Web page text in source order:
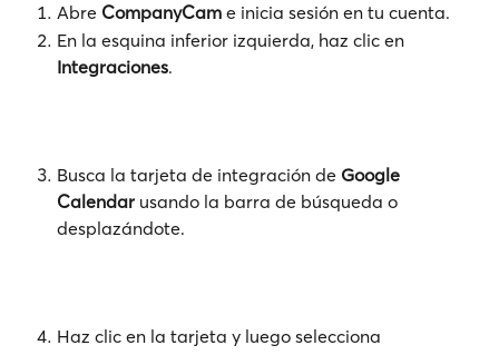
Abre CompanyCam e inicia sesión en tu cuenta.
En la esquina inferior izquierda, haz clic en
Integraciones.
Busca la tarjeta de integración de Google
Calendar usando la barra de búsqueda o
desplazándote.
Haz clic en la tarjeta y luego selecciona